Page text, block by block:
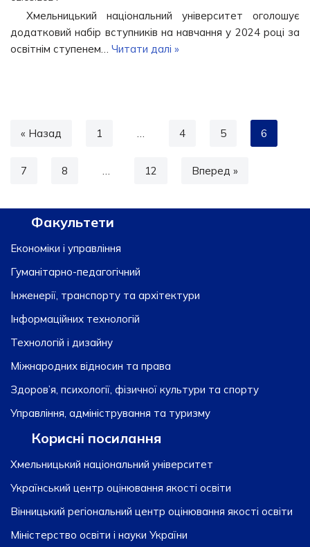
Хмельницький національний університет оголошує
додатковий набір вступників на навчання у 2024 році за
освітнім ступенем… Читати далі »
« Назад 1 … 4 5 6
7 8 … 12 Вперед »
Факультети
Економіки і управління
Гуманітарно-педагогічний
Інженерії, транспорту та архітектури
Інформаційних технологій
Технологій і дизайну
Міжнародних відносин та права
Здоров’я, психології, фізичної культури та спорту
Управління, адміністрування та туризму
Корисні посилання
Хмельницький національний університет
Український центр оцінювання якості освіти
Вінницький регіональний центр оцінювання якості освіти
Міністерство освіти і науки України